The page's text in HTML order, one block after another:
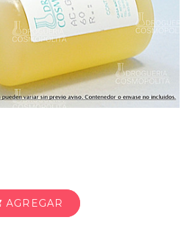
AGREGAR